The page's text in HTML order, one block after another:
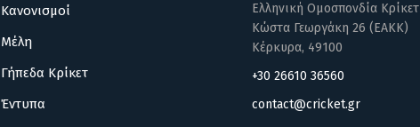
Κανονισμοί
Μέλη
Γήπεδα Κρίκετ
Έντυπα
Ελληνική Ομοσπονδία Κρίκετ
Κώστα Γεωργάκη 26 (ΕΑΚΚ)
Κέρκυρα, 49100
+30 26610 36560
contact@cricket.gr